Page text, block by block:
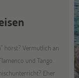
hörst? Vermutlich an
und Tango.
Eher